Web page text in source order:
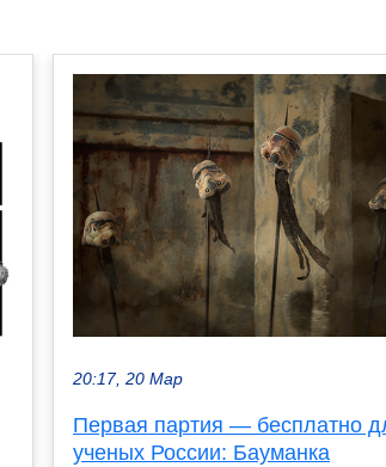
20:17, 20 Мар
Первая партия — бесплатно
ученых России: Бауманка